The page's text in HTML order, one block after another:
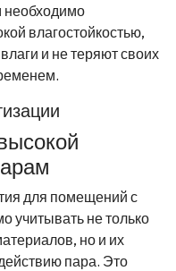
необходимо
влагостойкостью,
и не теряют своих
для помещений с
учитывать не только
но и их
пара. Это